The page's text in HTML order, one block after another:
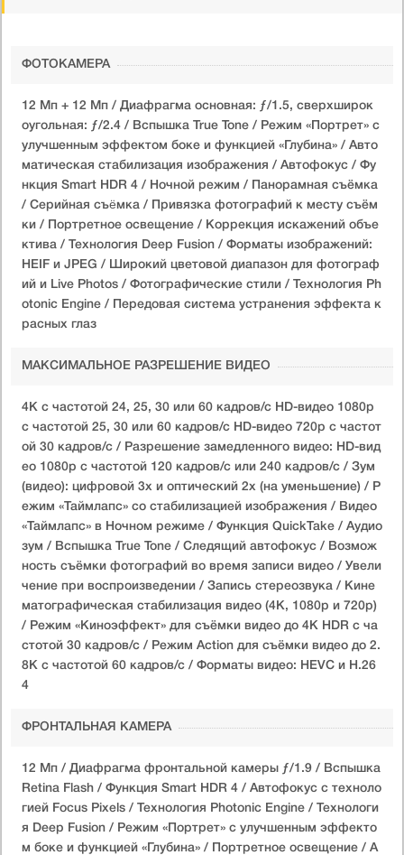
ФОТОКАМЕРА
12 Мп + 12 Мп / Диафрагма основная: ƒ/1.5, сверхширок
о­угольная: ƒ/2.4 / Вспышка True Tone / Режим «Портрет» с
улучшенным эффектом боке и функцией «Глубина» / Авто
матическая стабилизация изображения / Автофокус / Фу
нкция Smart HDR 4 / Ночной режим / Панорамная съёмка
/ Серийная съëмка / Привязка фотографий к месту съём
ки / Портретное освещение / Коррекция искажений объе
ктива / Технология Deep Fusion / Форматы изображений:
HEIF и JPEG / Широкий цветовой диапазон для фотограф
ий и Live Photos / Фотографические стили / Технология Ph
otonic Engine / Передовая система устранения эффекта к
расных глаз
МАКСИМАЛЬНОЕ РАЗРЕШЕНИЕ ВИДЕО
4K с частотой 24, 25, 30 или 60 кадров/ с HD-видео 1080p
с частотой 25, 30 или 60 кадров/ с HD-видео 720p с частот
ой 30 кадров/ с / Разрешение замедленного видео: HD-вид
ео 1080р c частотой 120 кадров/ с или 240 кадров/ с / Зум
(видео): цифровой 3х и оптический 2x (на уменьшение) / Р
ежим «Таймлапс» со стабилизацией изображения / Видео
«Таймлапс» в Ночном режиме / Функция QuickTake / Аудио
зум / Вспышка True Tone / Следящий автофокус / Возмож
ность съёмки фотографий во время записи видео / Увели
чение при воспроизведении / Запись стереозвука / Кине
матографическая стабилизация видео (4K, 1080p и 720p)
/ Режим «Киноэффект» для съёмки видео до 4K HDR с ча
стотой 30 кадров/с / Режим Action для съёмки видео до 2.
8К с частотой 60 кадров/с / Форматы видео: HEVC и H.26
4
ФРОНТАЛЬНАЯ КАМЕРА
12 Мп / Диафрагма фронтальной камеры ƒ/1.9 / Вспышка
Retina Flash / Функция Smart HDR 4 / Автофокус с техноло
гией Focus Pixels / Технология Photonic Engine / Технологи
я Deep Fusion / Режим «Портрет» с улучшенным эффекто
м боке и функцией «Глубина» / Портретное освещение / А